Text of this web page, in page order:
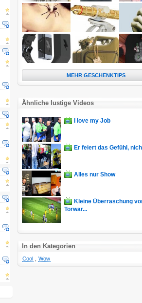
MEHR GESCHENKTIPS
Ähnliche lustige Videos
I love my Job
Er feiert das Gefühl,
Alles nur Show
Kleine Überraschung
Torwar...
In den Kategorien
Cool Wow